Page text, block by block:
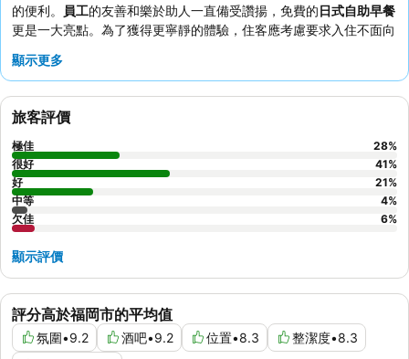
的便利。
員工的友善和樂於助人一直備受讚揚，免費的日式自助早餐
更是一大亮點。為了獲得更寧靜的體驗，住客應考慮要求入住不面向
顯示更多
評分高於福岡市的平均值
氛圍•9.2 酒吧•9.2 位置•8.3 整潔度•8.3
旅客評價
極佳 28%
很好
41%
好
21%
中等
4%
欠佳
6%
顯示評價